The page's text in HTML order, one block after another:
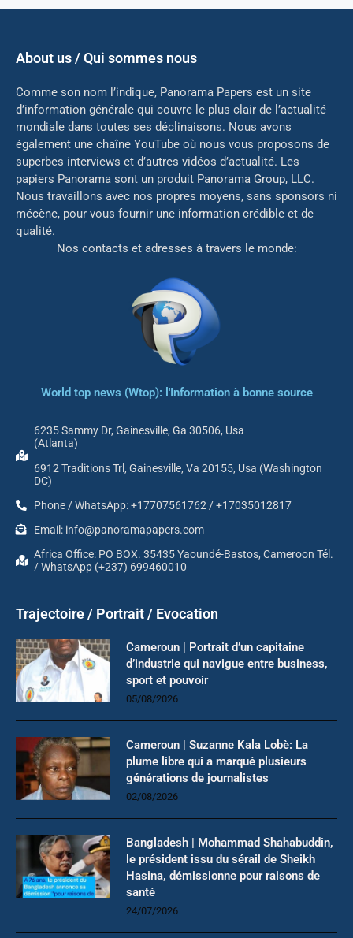
About us / Qui sommes nous
Comme son nom l’indique, Panorama Papers est un site
d’information générale qui couvre le plus clair de l’actualité
mondiale dans toutes ses déclinaisons. Nous avons
également une chaîne YouTube où nous vous proposons de
superbes interviews et d’autres vidéos d’actualité. Les
papiers Panorama sont un produit Panorama Group, LLC.
Nous travaillons avec nos propres moyens, sans sponsors ni
mécène, pour vous fournir une information crédible et de
qualité.
Nos contacts et adresses à travers le monde:
World top news (Wtop): l'Information à bonne source
6235 Sammy Dr, Gainesville, Ga 30506, Usa
(Atlanta)
6912 Traditions Trl, Gainesville, Va 20155, Usa (Washington
DC)
Phone / WhatsApp: +17707561762 / +17035012817
Email: info@panoramapapers.com
Africa Office: PO BOX. 35435 Yaoundé-Bastos, Cameroon Tél.
/ WhatsApp (+237) 699460010
Trajectoire / Portrait / Evocation
Cameroun | Portrait d’un capitaine
d’industrie qui navigue entre business,
sport et pouvoir
05/08/2026
Cameroun | Suzanne Kala Lobè: La
plume libre qui a marqué plusieurs
générations de journalistes
02/08/2026
Bangladesh | Mohammad Shahabuddin,
le président issu du sérail de Sheikh
Hasina, démissionne pour raisons de
santé
24/07/2026